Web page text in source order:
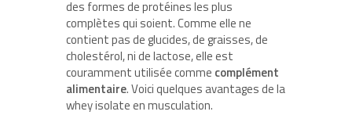
des formes de protéines les plus
complètes qui soient. Comme elle ne
contient pas de glucides, de graisses, de
cholestérol, ni de lactose, elle est
couramment utilisée comme complément
alimentaire. Voici quelques avantages de la
whey isolate en musculation.